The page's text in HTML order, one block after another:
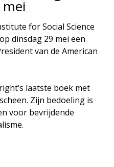
for Social Science
dinsdag 29 mei een
van de American
laatste boek met
Zijn bedoeling is
voor bevrijdende